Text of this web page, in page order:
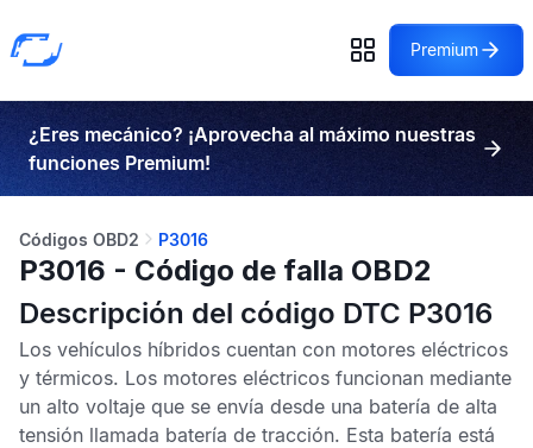
Premium
¿Eres mecánico? ¡Aprovecha al máximo nuestras
funciones Premium!
Códigos OBD2 P3016
P3016 - Código de falla OBD2
Descripción del código DTC P3016
Los vehículos híbridos cuentan con motores eléctricos
y térmicos. Los motores eléctricos funcionan mediante
un alto voltaje que se envía desde una batería de alta
tensión llamada batería de tracción. Esta batería está